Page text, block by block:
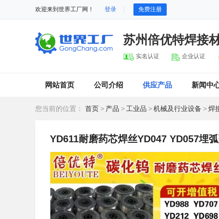
欢迎来到世界工厂网！ 登录 免费注册
苏州倍优特焊接
实名认证 企业认证
网站首页 公司介绍 供应产品 新闻中
您当前的位置： 首页 > 产品 > 工业品 >机械及行业设备 >焊
YD611耐磨药芯焊丝YD047 YD057埋